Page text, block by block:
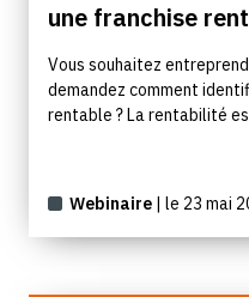
une franchise
Vous souhaitez
demandez comment
rentable ? La rentabilité
Webinaire | le 23 mai